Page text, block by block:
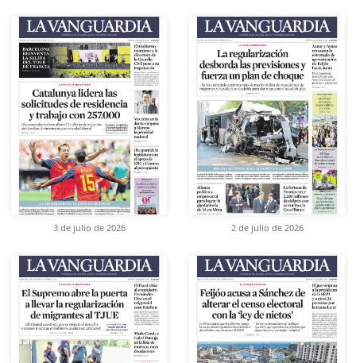
3 de julio de 2026 2 de julio de 2026